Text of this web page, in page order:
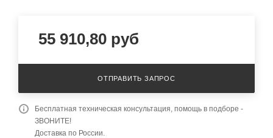
55 910,80 руб
ОТПРАВИТЬ ЗАПРОС
Бесплатная техническая консультация, помощь в подборе -
ЗВОНИТЕ!
Доставка по России.